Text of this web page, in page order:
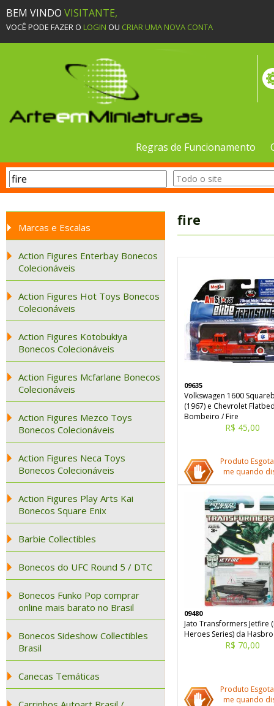
BEM VINDO VISITANTE,
VOCÊ PODE FAZER O LOGIN OU CRIAR UMA NOVA CONTA
Regras de Funcionamento
Marcas e Escalas
Action Figures Enterbay Bonecos
Colecionáveis
Action Figures Hot Toys Bonecos
Colecionáveis
Action Figures Kotobukiya
Bonecos Colecionáveis
Action Figures Mcfarlane Bonecos
Colecionáveis
Action Figures Mezco Toys
Bonecos Colecionáveis
Action Figures Neca Toys
Bonecos Colecionáveis
Action Figures Play Arts Kai
Bonecos Square Enix
Barbie Collectibles
Bonecos do UFC Round 5 / DTC
Bonecos Funko Pop comprar
online mais barato no Brasil
Bonecos Sideshow Collectibles
Brasil
Canecas Temáticas
fire
09635
Volkswagen 1600
(1967) e Chevrolet
Bombeiro / Fire
R$ 45,00
Produto
me quando
09480
Jato Transformers Jetfire
Heroes Series) da Hasbro
R$ 70,00
Produto
me quando